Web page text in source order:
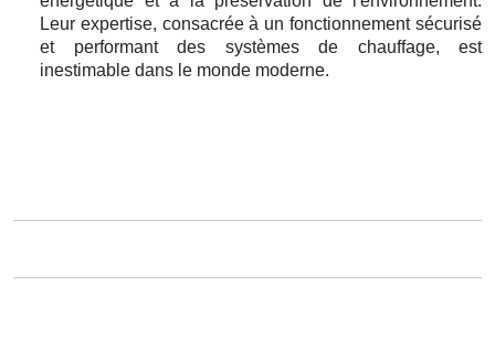
Leur expertise, consacrée à un fonctionnement sécurisé
et performant des systèmes de chauffage, est
inestimable dans le monde moderne.